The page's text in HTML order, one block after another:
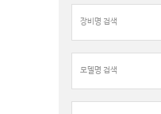
명
색
:
델
명